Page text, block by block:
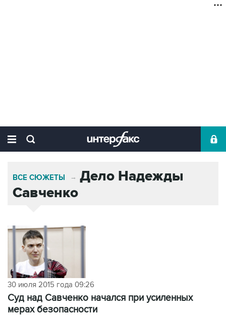
ВСЕ СЮЖЕТЫ → Дело Надежды
Савченко
30 июля 2015 года 09:26
Суд над Савченко начался при усиленных
мерах безопасности